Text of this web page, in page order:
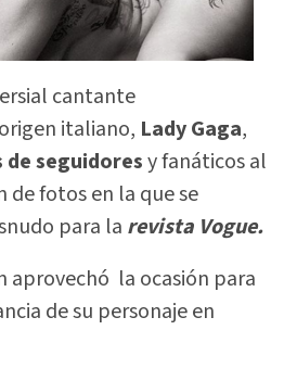
cantante
italiano, Lady Gaga,
de seguidoresy fanáticos al
de fotos en la que se
para la revista Vogue.
aprovechó la ocasión para
de su personaje en